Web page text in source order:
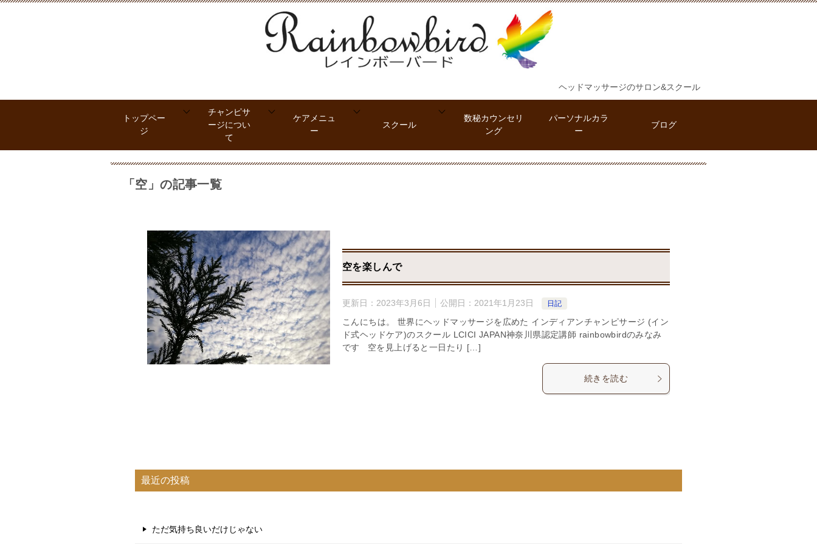
ヘッドマッサージのサロン&スクール
トップペー
ジ
チャンピサ
ージについ
て
ケアメニュ
ー
スクール
数秘カウンセリ
ング
パーソナルカラ
ー
ブログ
「空」の記事一覧
空を楽しんで
更新日： 2023年3月6日 公開日： 2021年1月23日 日記
こんにちは。 世界にヘッドマッサージを広めた インディアンチャンピサージ (イン
ド式ヘッドケア)のスクール LCICI JAPAN神奈川県認定講師 rainbowbirdのみなみ
です 空を見上げると一日たり […]
続きを読む
最近の投稿
ただ気持ち良いだけじゃない